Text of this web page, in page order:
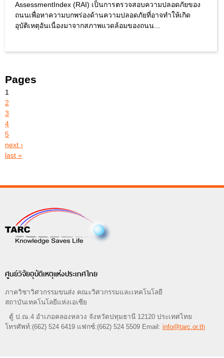
AssessmentIndex (RAI) เป็นการตรวจสอบความปลอดภัยของ
ถนนเพื่อหาความบกพร่องด้านความปลอดภัยที่อาจทำให้เกิด
อุบัติเหตุอันเนื่องมาจากสภาพแวดล้อมของถนน...
Pages
1
2
3
4
5
next ›
last »
ศูนย์วิจัยอุบัติเหตุแห่งประเทศไทย
ภาควิชาวิศวกรรมขนส่ง คณะวิศวกรรมและเทคโนโลยี
สถาบันเทคโนโลยีแห่งเอเซีย
ตู้ ป.ณ.4 อำเภอคลองหลวง จังหวัดปทุมธานี 12120 ประเทศไทย
โทรศัพท์:(662) 524 6419 แฟกซ์:(662) 524 5509 Email: info@tarc.or.th